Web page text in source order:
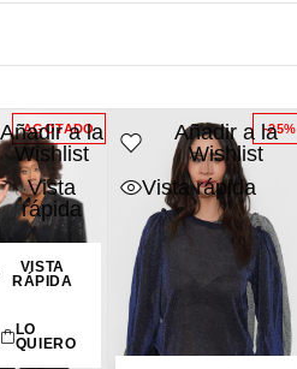
AGOTADO
Añadir a la
Wishlist
Vista
rápida
VISTA
RÁPIDA
LO
QUIERO
-25%
Añadir a la
Wishlist
Vista rápida